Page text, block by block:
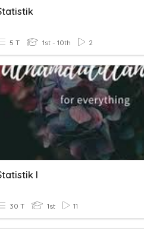
5 T 1st - 10th 2
I
30 T 1st 11